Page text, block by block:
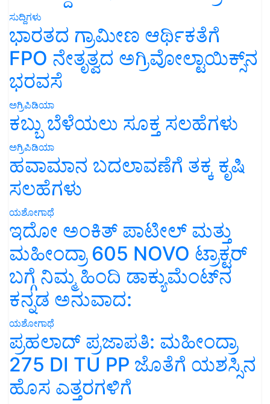
ಸುದ್ದಿಗಳು
ಭಾರತದ ಗ್ರಾಮೀಣ ಆರ್ಥಿಕತೆಗೆ
FPO ನೇತೃತ್ವದ ಅಗ್ರಿವೋಲ್ಟಾಯಿಕ್ಸ್‌ನ
ಭರವಸೆ
ಅಗ್ರಿಪಿಡಿಯಾ
ಕಬ್ಬು ಬೆಳೆಯಲು ಸೂಕ್ತ ಸಲಹೆಗಳು
ಅಗ್ರಿಪಿಡಿಯಾ
ಹವಾಮಾನ ಬದಲಾವಣೆಗೆ ತಕ್ಕ ಕೃಷಿ
ಸಲಹೆಗಳು
ಯಶೋಗಾಥೆ
ಇದೋ ಅಂಕಿತ್ ಪಾಟೀಲ್ ಮತ್ತು
ಮಹೀಂದ್ರಾ 605 NOVO ಟ್ರಾಕ್ಟರ್
ಬಗ್ಗೆ ನಿಮ್ಮ ಹಿಂದಿ ಡಾಕ್ಯುಮೆಂಟ್‌ನ
ಕನ್ನಡ ಅನುವಾದ:
ಯಶೋಗಾಥೆ
ಪ್ರಹಲಾದ್ ಪ್ರಜಾಪತಿ: ಮಹೀಂದ್ರಾ
275 DI TU PP ಜೊತೆಗೆ ಯಶಸ್ಸಿನ
ಹೊಸ ಎತ್ತರಗಳಿಗೆ